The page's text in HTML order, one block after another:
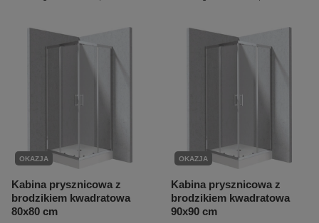
OKAZJA
Kabina prysznicowa z
brodzikiem kwadratowa
80x80 cm
OKAZJA
Kabina prysznicowa z
brodzikiem kwadratowa
90x90 cm